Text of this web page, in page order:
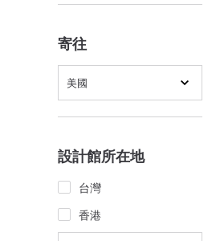
寄往
美國
設計館所在地
台灣
香港